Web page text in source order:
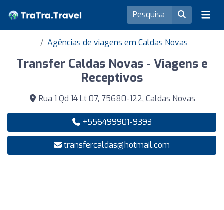
Agências de viagens em Caldas Novas
Transfer Caldas Novas - Viagens e
Receptivos
Rua 1 Qd 14 Lt 07, 75680-122, Caldas Novas
+556499901-9393
transfercaldas@hotmail.com